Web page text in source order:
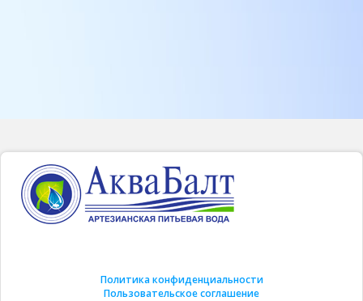
Политика конфиденциальности
Пользовательское соглашение